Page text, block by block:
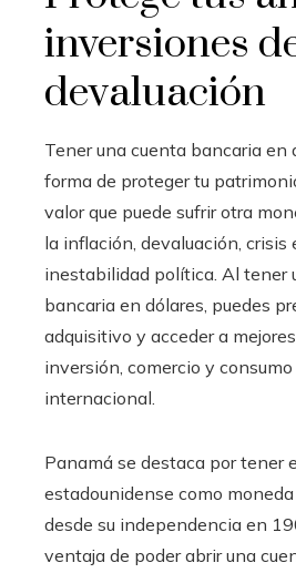
inversiones
devaluación
Tener una cuenta bancaria en
forma de proteger tu
valor que puede sufrir otra
la inflación, devaluación, crisis
inestabilidad política. Al tener
bancaria en dólares, puedes
adquisitivo y acceder a
inversión, comercio y
internacional.
Panamá se destaca por tener
estadounidense como
desde su independencia en
ventaja de poder abrir una